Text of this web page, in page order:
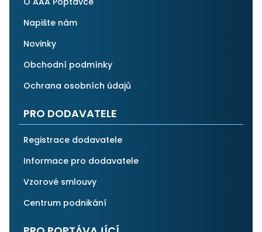
Napište nám
Novinky
Obchodní podmínky
Ochrana osobních údajů
PRO DODAVATELE
Registrace dodavatele
Informace pro dodavatele
Vzorové smlouvy
Centrum podnikání